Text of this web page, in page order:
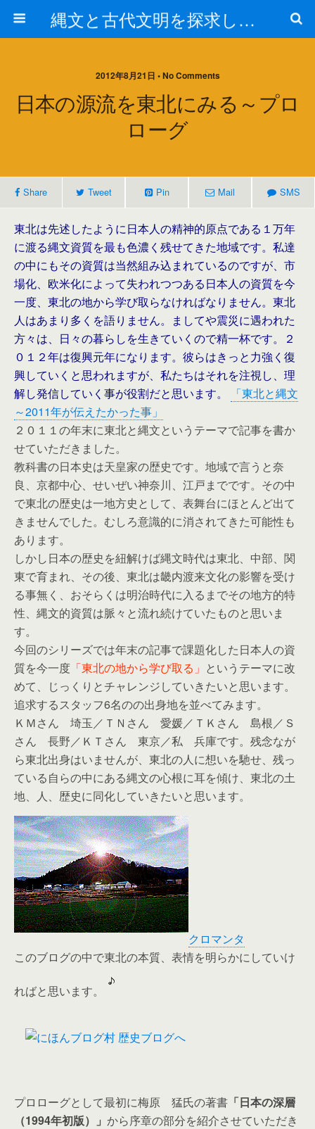
縄文と古代文明を探求しよう！
2012年8月21日 • No Comments
日本の源流を東北にみる～プロ
ローグ
Share Tweet Pin Mail SMS
東北は先述したように日本人の精神的原点である１万年
に渡る縄文資質を最も色濃く残せてきた地域です。私達
の中にもその資質は当然組み込まれているのですが、市
場化、欧米化によって失われつつある日本人の資質を今
一度、東北の地から学び取らなければなりません。東北
人はあまり多くを語りません。ましてや震災に遇われた
方々は、日々の暮らしを生きていくので精一杯です。２
０１２年は復興元年になります。彼らはきっと力強く復
興していくと思われますが、私たちはそれを注視し、理
解し発信していく事が役割だと思います。
「東北と縄文
～2011年が伝えたかった事」
２０１１の年末に東北と縄文というテーマで記事を書か
せていただきました。
教科書の日本史は天皇家の歴史です。地域で言うと奈
良、京都中心、せいぜい神奈川、江戸までです。その中
で東北の歴史は一地方史として、表舞台にほとんど出て
きませんでした。むしろ意識的に消されてきた可能性も
あります。
しかし日本の歴史を紐解けば縄文時代は東北、中部、関
東で育まれ、その後、東北は畿内渡来文化の影響を受け
る事無く、おそらくは明治時代に入るまでその地方的特
性、縄文的資質は脈々と流れ続けていたものと思いま
す。
今回のシリーズでは年末の記事で課題化した日本人の資
質を今一度 「東北の地から学び取る」 というテーマに改
めて、じっくりとチャレンジしていきたいと思います。
追求するスタッフ6名のの出身地を並べてみます。
ＫＭさん 埼玉／ＴＮさん 愛媛／ＴＫさん 島根／Ｓ
さん 長野／ＫＴさん 東京／私 兵庫です。残念なが
ら東北出身はいませんが、東北の人に想いを馳せ、残っ
ている自らの中にある縄文の心根に耳を傾け、東北の土
地、人、歴史に同化していきたいと思います。
クロマンタ
このブログの中で東北の本質、表情を明らかにしていけ
ればと思います。
プロローグとして最初に梅原 猛氏の著書 「日本の深層
（1994年初版）」 から序章の部分を紹介させていただき